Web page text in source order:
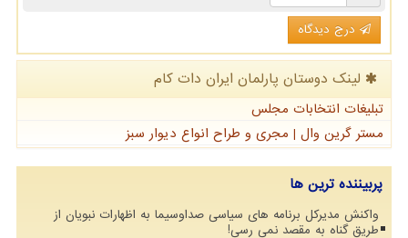
درج دیدگاه
لینک دوستان پارلمان ایران دات كام
تبلیغات انتخابات مجلس
مستر گرین وال | مجری و طراح انواع دیوار سبز
پربیننده ترین ها
واکنش مدیرکل برنامه های سیاسی صداوسیما به اظهارات نبویان از
طریق گناه به مقصد نمی رسی!